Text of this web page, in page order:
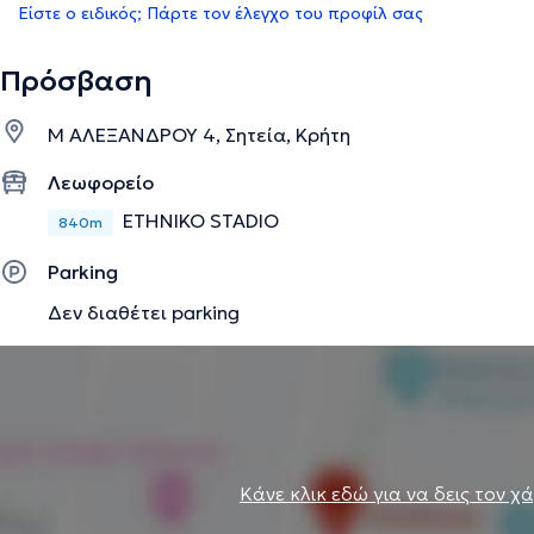
Είστε ο ειδικός; Πάρτε τον έλεγχο του προφίλ σας
Πρόσβαση
Μ ΑΛΕΞΑΝΔΡΟΥ 4, Σητεία, Κρήτη
Λεωφορείο
840m ETHNIKO STADIO
Parking
Δεν διαθέτει parking
Κάνε κλικ εδώ για να δεις τον